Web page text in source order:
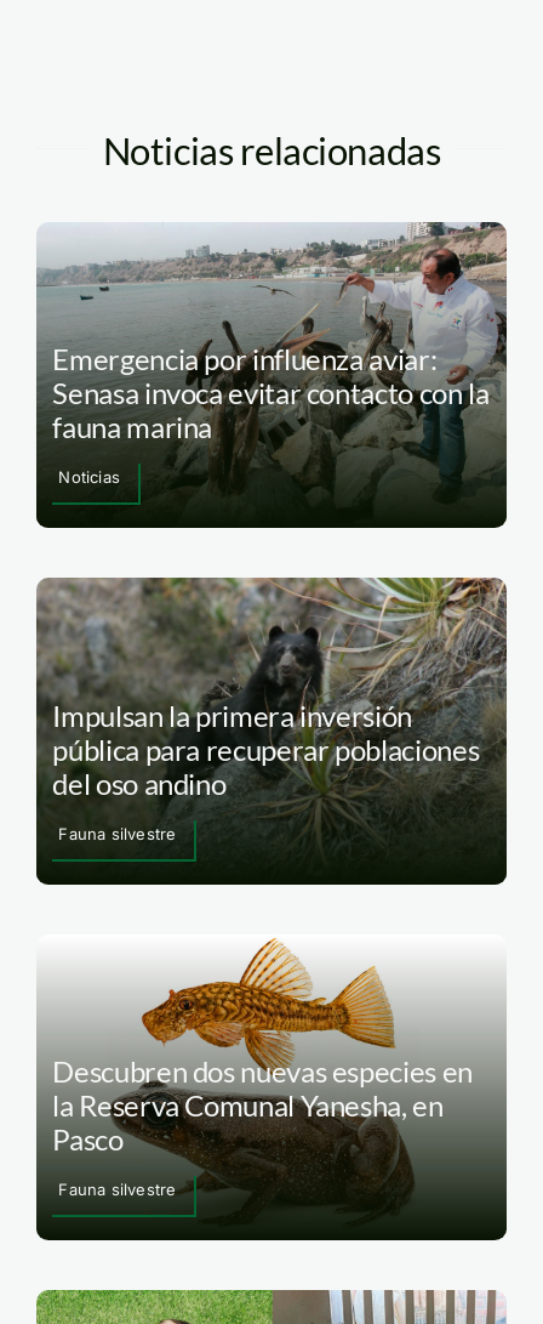
Noticias relacionadas
Emergencia por influenza aviar:
Senasa invoca evitar contacto con la
fauna marina
Noticias
Impulsan la primera inversión
pública para recuperar poblaciones
del oso andino
Fauna silvestre
Descubren dos nuevas especies en
la Reserva Comunal Yanesha, en
Pasco
Fauna silvestre